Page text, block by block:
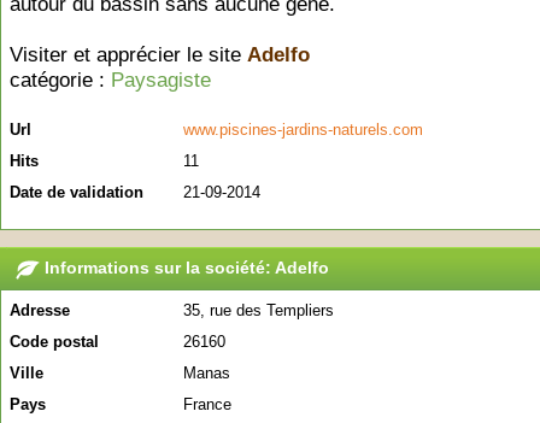
Visiter et apprécier le site Adelfo
catégorie : Paysagiste
Url
www.piscines-jardins-naturels.com
Hits
11
Date de validation
21-09-2014
Informations sur la société: Adelfo
Adresse
35, rue des Templiers
Code postal
26160
Ville
Manas
Pays
France